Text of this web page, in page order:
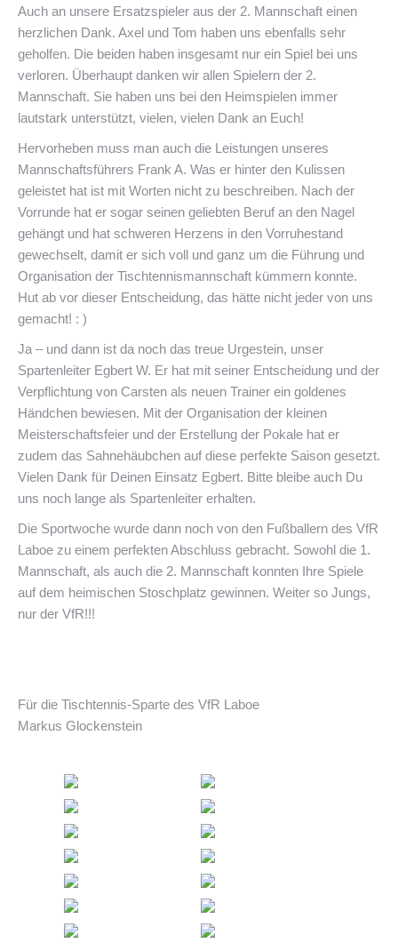
Auch an unsere Ersatzspieler aus der 2. Mannschaft einen
herzlichen Dank. Axel und Tom haben uns ebenfalls sehr
geholfen. Die beiden haben insgesamt nur ein Spiel bei uns
verloren. Überhaupt danken wir allen Spielern der 2.
Mannschaft. Sie haben uns bei den Heimspielen immer
lautstark unterstützt, vielen, vielen Dank an Euch!
Hervorheben muss man auch die Leistungen unseres
Mannschaftsführers Frank A. Was er hinter den Kulissen
geleistet hat ist mit Worten nicht zu beschreiben. Nach der
Vorrunde hat er sogar seinen geliebten Beruf an den Nagel
gehängt und hat schweren Herzens in den Vorruhestand
gewechselt, damit er sich voll und ganz um die Führung und
Organisation der Tischtennismannschaft kümmern konnte.
Hut ab vor dieser Entscheidung, das hätte nicht jeder von uns
gemacht! : )
Ja – und dann ist da noch das treue Urgestein, unser
Spartenleiter Egbert W. Er hat mit seiner Entscheidung und der
Verpflichtung von Carsten als neuen Trainer ein goldenes
Händchen bewiesen. Mit der Organisation der kleinen
Meisterschaftsfeier und der Erstellung der Pokale hat er
zudem das Sahnehäubchen auf diese perfekte Saison gesetzt.
Vielen Dank für Deinen Einsatz Egbert. Bitte bleibe auch Du
uns noch lange als Spartenleiter erhalten.
Die Sportwoche wurde dann noch von den Fußballern des VfR
Laboe zu einem perfekten Abschluss gebracht. Sowohl die 1.
Mannschaft, als auch die 2. Mannschaft konnten Ihre Spiele
auf dem heimischen Stoschplatz gewinnen. Weiter so Jungs,
nur der VfR!!!
Für die Tischtennis-Sparte des VfR Laboe
Markus Glockenstein